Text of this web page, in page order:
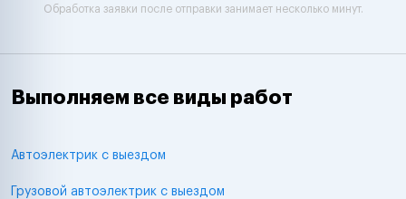
Обработка заявки после отправки занимает несколько минут.
Выполняем все виды работ
Автоэлектрик с выездом
Грузовой автоэлектрик с выездом